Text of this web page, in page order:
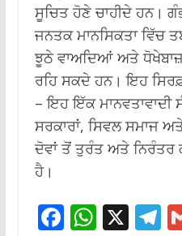
ਸੂਚਿਤ ਹੋਣੇ ਚਾਹੀਦੇ ਹਨ।
ਜਨਤਕ ਮਾਨਸਿਕਤਾ ਵਿੱਚ
ਝੂਠੇ ਵਾਅਦਿਆਂ ਅਤੇ
ਰਹਿ ਸਕਦੇ ਹਨ। ਇਹ
– ਇਹ ਇੱਕ
ਸਰਕਾਰਾਂ, ਸਿਵਲ ਸਮਾਜ
ਦੋਵਾਂ ਤੋਂ ਤੁਰੰਤ ਅਤੇ ਨਿਰੰਤਰ
ਹੈ।
F W X T